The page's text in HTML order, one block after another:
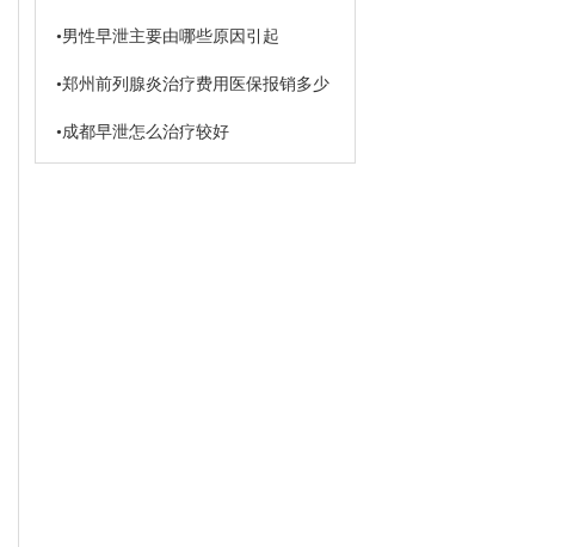
•男性早泄主要由哪些原因引起
•郑州前列腺炎治疗费用医保报销多少
•成都早泄怎么治疗较好